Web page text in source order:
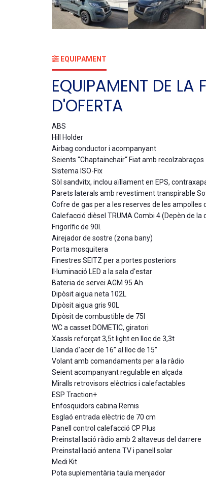
EQUIPAMENT
EQUIPAMENT DE
D'OFERTA
ABS
Hill Holder
Airbag conductor i acompanyant
Seients “Chaptainchair“ Fiat amb recolzabraços
Sistema ISO-Fix
Sòl sandvitx, inclou aïllament en EPS,
Parets laterals amb revestiment transpirable
Cofre de gas per a les reserves de les ampolles
Calefacció dièsel TRUMA Combi 4 (Depèn de la
Frigorífic de 90l.
Airejador de sostre (zona bany)
Porta mosquitera
Finestres SEITZ per a portes posteriors
Il·luminació LED a la sala d'estar
Bateria de servei AGM 95 Ah
Dipòsit aigua neta 102L
Dipòsit aigua gris 90L
Dipòsit de combustible de 75l
WC a casset DOMETIC, giratori
Xassís reforçat 3,5t light en lloc de 3,3t
Llanda d'acer de 16” al lloc de 15”
Volant amb comandaments per a la ràdio
Seient acompanyant regulable en alçada
Miralls retrovisors elèctrics i calefactables
ESP Traction+
Enfosquidors cabina Remis
Esglaó entrada elèctric de 70 cm
Panell control calefacció CP Plus
Preinstal·lació ràdio amb 2 altaveus del darrere
Preinstal·lació antena TV i panell solar
Medi Kit
Pota suplementària taula menjador